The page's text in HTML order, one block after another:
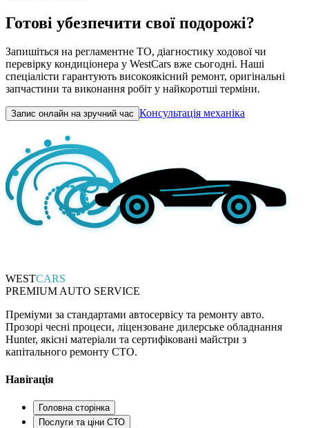
Готові убезпечити свої подорожі?
Запишіться на регламентне ТО, діагностику ходової чи
перевірку кондиціонера у WestCars вже сьогодні. Наші
спеціалісти гарантують високоякісний ремонт, оригінальні
запчастини та виконання робіт у найкоротші терміни.
Запис онлайн на зручний час Консультація механіка
WESTCARS
PREMIUM AUTO SERVICE
Преміуми за стандартами автосервісу та ремонту авто.
Прозорі чесні процеси, ліцензоване дилерське обладнання
Hunter, якісні матеріали та сертифіковані майстри з
капітального ремонту СТО.
Навігація
Головна сторінка
Послуги та ціни СТО